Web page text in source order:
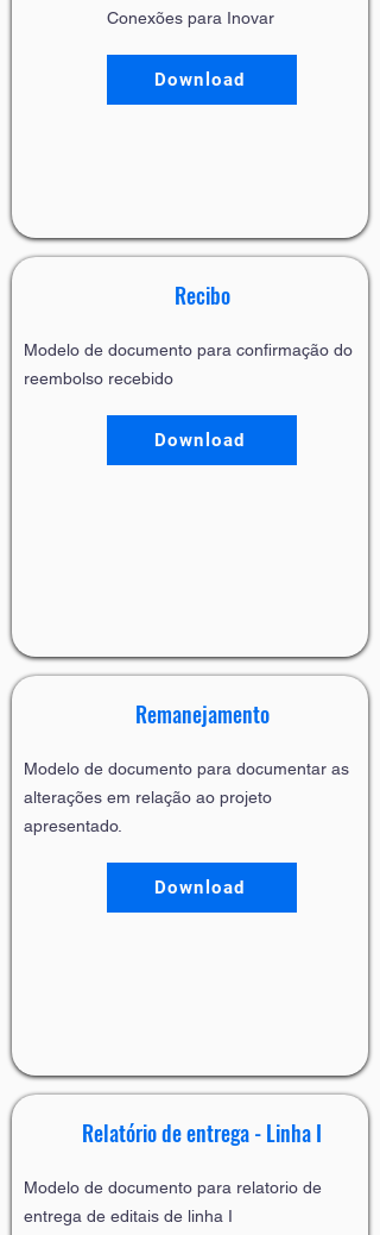
Conexões para Inovar
Download
Recibo
Modelo de documento para confirmação do
reembolso recebido
Download
Remanejamento
Modelo de documento para documentar as
alterações em relação ao projeto
apresentado.
Download
Relatório de entrega - Linha I
Modelo de documento para relatorio de
entrega de editais de linha I